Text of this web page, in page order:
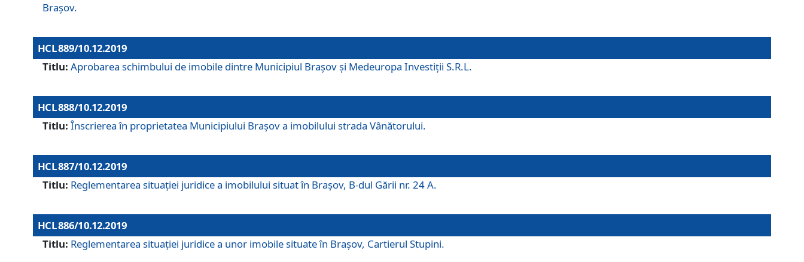
Brașov.
HCL 889/10.12.2019
Titlu: Aprobarea schimbului de imobile dintre Municipiul Brașov și Medeuropa Investiții S.R.L.
HCL 888/10.12.2019
Titlu: Înscrierea în proprietatea Municipiului Braşov a imobilului strada Vânătorului.
HCL 887/10.12.2019
Titlu: Reglementarea situației juridice a imobilului situat în Brașov, B-dul Gării nr. 24 A.
HCL 886/10.12.2019
Titlu: Reglementarea situaţiei juridice a unor imobile situate în Braşov, Cartierul Stupini.